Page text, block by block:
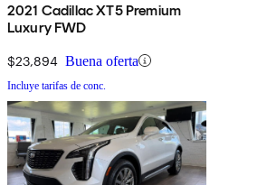
2021 Cadillac XT5 Premium
Luxury FWD
$23,894 Buena oferta
Incluye tarifas de conc.